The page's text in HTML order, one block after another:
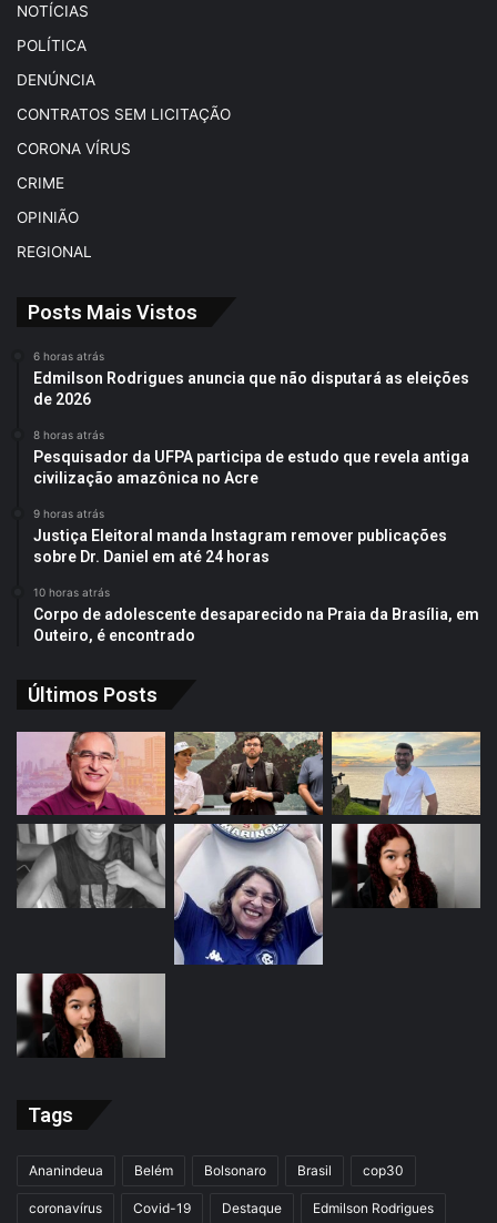
NOTÍCIAS
POLÍTICA
DENÚNCIA
CONTRATOS SEM LICITAÇÃO
CORONA VÍRUS
CRIME
OPINIÃO
REGIONAL
Posts Mais Vistos
6 horas atrás
Edmilson Rodrigues anuncia que não disputará as eleições
de 2026
8 horas atrás
Pesquisador da UFPA participa de estudo que revela antiga
civilização amazônica no Acre
9 horas atrás
Justiça Eleitoral manda Instagram remover publicações
sobre Dr. Daniel em até 24 horas
10 horas atrás
Corpo de adolescente desaparecido na Praia da Brasília, em
Outeiro, é encontrado
Últimos Posts
Tags
Ananindeua Belém Bolsonaro Brasil cop30
coronavírus Covid-19 Destaque Edmilson Rodrigues